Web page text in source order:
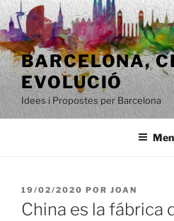
Saltar
al
contenido
BARCELONA,
EVOLUCIÓ
Idees i Propostes per Barcelona
PUBLICADO
EL
19/02/2020 POR JOAN
China es la fábrica